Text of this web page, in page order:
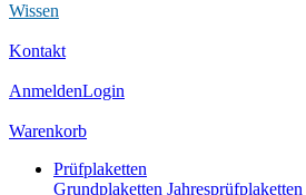
Wissen
Kontakt
AnmeldenLogin
Warenkorb
Prüfplaketten
Grundplaketten Jahresprüfplaketten